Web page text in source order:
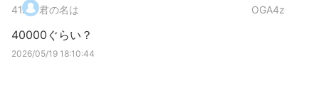
41. 君の名は OGA4z
40000ぐらい？
2026/05/19 18:10:44